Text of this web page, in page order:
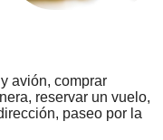
avión, comprar
reservar un vuelo,
paseo por la